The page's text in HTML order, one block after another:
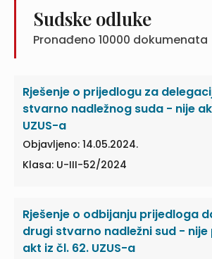
Sudske odluke
Pronađeno 10000 dokumenata
Rješenje o prijedlogu za
stvarno nadležnog suda - nije
UZUS-a
Objavljeno: 14.05.2024.
Klasa: U-III-52/2024
Rješenje o odbijanju prijedloga
drugi stvarno nadležni sud -
akt iz čl. 62. UZUS-a